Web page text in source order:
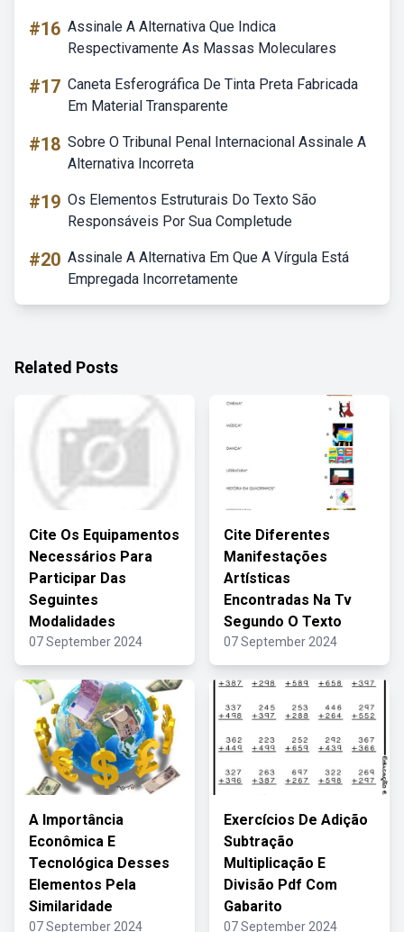
#16 Assinale A Alternativa Que Indica
Respectivamente As Massas Moleculares
#17 Caneta Esferográfica De Tinta Preta Fabricada
Em Material Transparente
#18 Sobre O Tribunal Penal Internacional Assinale A
Alternativa Incorreta
#19 Os Elementos Estruturais Do Texto São
Responsáveis Por Sua Completude
#20 Assinale A Alternativa Em Que A Vírgula Está
Empregada Incorretamente
Related Posts
Cite Os Equipamentos
Necessários Para
Participar Das
Seguintes
Modalidades
07 September 2024
Cite Diferentes
Manifestações
Artísticas
Encontradas Na Tv
Segundo O Texto
07 September 2024
A Importância
Econômica E
Tecnológica Desses
Elementos Pela
Similaridade
07 September 2024
Exercícios De Adição
Subtração
Multiplicação E
Divisão Pdf Com
Gabarito
07 September 2024